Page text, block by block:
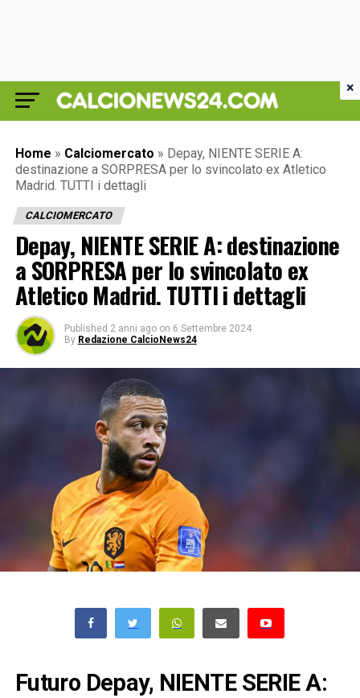
Home » Calciomercato » Depay, NIENTE SERIE A:
destinazione a SORPRESA per lo svincolato ex Atletico
Madrid. TUTTI i dettagli
CALCIOMERCATO
Depay, NIENTE SERIE A: destinazione
a SORPRESA per lo svincolato ex
Atletico Madrid. TUTTI i dettagli
Published 2 anni ago on 6 Settembre 2024
By Redazione CalcioNews24
Futuro Depay, NIENTE SERIE A:
×